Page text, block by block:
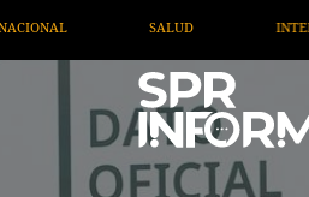
TV MIGRANTE INFORMA